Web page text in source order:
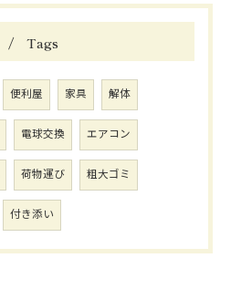
Tags
便利屋 家具 解体
電球交換 エアコン
荷物運び 粗大ゴミ
付き添い